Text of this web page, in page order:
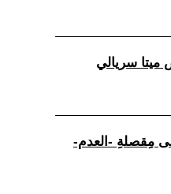
مِقصلةِ -العدم-